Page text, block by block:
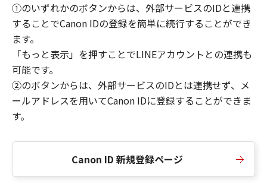
①のいずれかのボタンからは、外部サービスのIDと連携
することでCanon IDの登録を簡単に続行することができ
ます。
「もっと表示」を押すことでLINEアカウントとの連携も
可能です。
②のボタンからは、外部サービスのIDとは連携せず、メ
ールアドレスを用いてCanon IDに登録することができま
す。
Canon ID 新規登録ページ